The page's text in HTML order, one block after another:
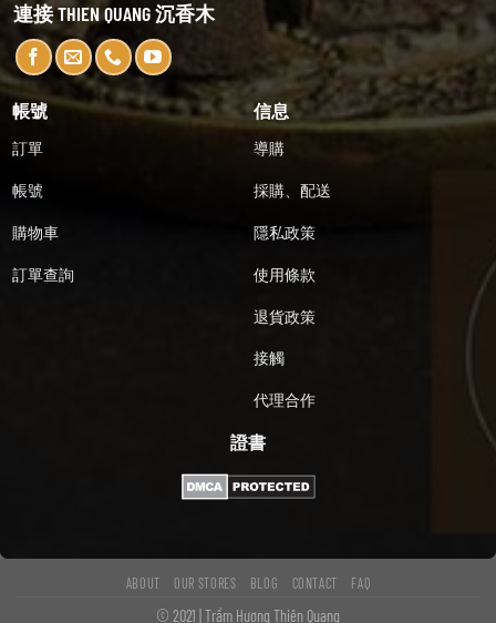
連接 THIEN QUANG 沉香木
帳號
訂單
帳號
購物車
訂單查詢
信息
導購
採購、配送
隱私政策
使用條款
退貨政策
接觸
代理合作
證書
ABOUT OUR STORES BLOG CONTACT FAQ
© 2021 | Trầm Hương Thiên Quang